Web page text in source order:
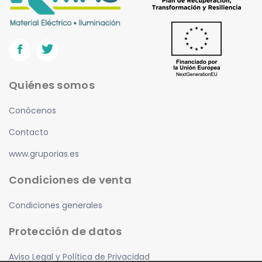
Onexus(0)
(2)
Prilux(3)
Panasonic
Roblan
SALICRU(1)
Schneider
(2)
Quiénes somos
Conócenos
Contacto
www.gruporias.es
Condiciones de venta
Condiciones generales
Protección de datos
Aviso Legal y Política de Privacidad